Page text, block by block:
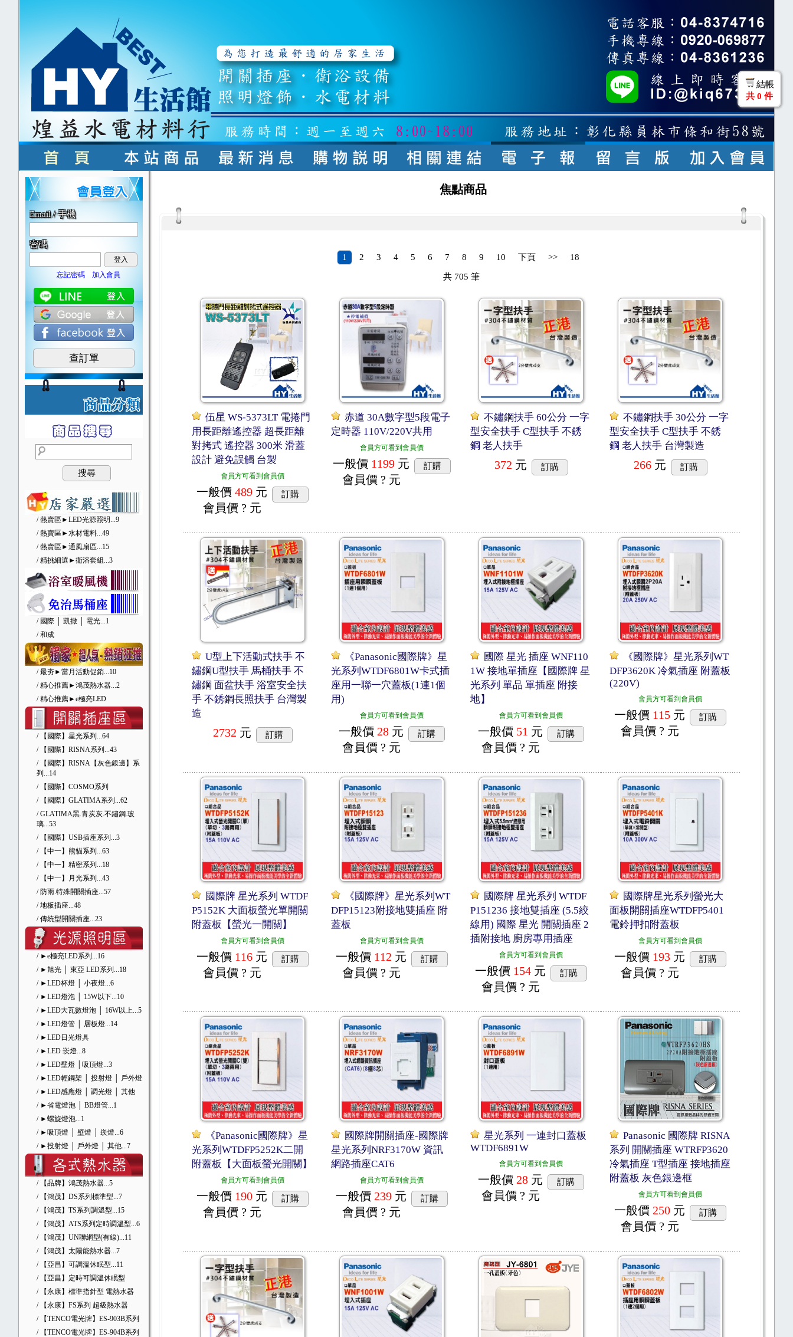
結帳
共 0 件
Email / 手機
密碼
登入
忘記密碼
加入會員
查訂單
搜尋
/ 熱賣區►LED光源照明 ...9
/ 熱賣區►水材電料...49
/ 熱賣區►通風扇區...15
/ 精挑細選►衛浴套組 ...3
/ 國際 │ 凱撒 │ 電光...1
/ 和成
/ 最夯►當月活動促銷...10
/ 精心推薦►鴻茂熱水器...2
/ 精心推薦►e極亮LED
/ 【國際】星光系列 ...64
/ 【國際】RISNA系列 ...43
/ 【國際】RISNA【灰色銀邊】系
列 ...14
/ 【國際】COSMO系列
/ 【國際】GLATIMA系列 ...62
/ GLATIMA黑.青炭灰.不鏽鋼.玻
璃...53
/ 【國際】USB插座系列 ...3
/ 【中一】熊貓系列 ...63
/ 【中一】精密系列 ...18
/ 【中一】月光系列 ...43
/ 防雨.特殊開關插座...57
/ 地板插座...48
/ 傳統型開關插座...23
/ ►e極亮LED系列 ...16
/ ►旭光 │ 東亞 LED系列 ...18
/ ►LED杯燈 │ 小夜燈...6
/ ►LED燈泡 │ 15W以下...10
/ ►LED大瓦數燈泡 │ 16W以上...5
/ ►LED燈管 │ 層板燈...14
/ ►LED日光燈具
/ ►LED 崁燈...8
/ ►LED壁燈 │吸頂燈...3
/ ►LED輕鋼架 │ 投射燈 │ 戶外燈
/ ►LED感應燈 │ 調光燈 │ 其他
/ ►省電燈泡 │ BB燈管...1
/ ►螺旋燈泡...1
/ ►吸頂燈 │ 壁燈 │ 崁燈...6
/ ►投射燈 │ 戶外燈 │ 其他...7
/ 【品牌】鴻茂熱水器...5
/ 【鴻茂】DS系列標準型...7
/ 【鴻茂】TS系列調溫型...15
/ 【鴻茂】ATS系列定時調溫型...6
/ 【鴻茂】UN聯網型(有線)...11
/ 【鴻茂】太陽能熱水器...7
/ 【亞昌】可調溫休眠型...11
/ 【亞昌】定時可調溫休眠型
/ 【永康】標準指針型 電熱水器
/ 【永康】FS系列 超級熱水器
/ 【TENCO電光牌】ES-903B系列
/ 【TENCO電光牌】ES-904B系列
焦點商品
1 2 3 4 5 6 7 8 9 10 下頁 >> 18
共 705 筆
伍星 WS-5373LT 電捲門
用長距離遙控器 超長距離
對拷式 遙控器 300米 滑蓋
設計 避免誤觸 台製
會員方可看到會員價
一般價 489 元
會員價 ? 元
訂購
赤道 30A數字型5段電子
定時器 110V/220V共用
會員方可看到會員價
一般價 1199 元
會員價 ? 元
訂購
不鏽鋼扶手 60公分 一字
型安全扶手 C型扶手 不銹
鋼 老人扶手
372 元 訂購
不鏽鋼扶手 30公分 一字
型安全扶手 C型扶手 不銹
鋼 老人扶手 台灣製造
266元 訂購
U型上下活動式扶手 不
鏽鋼U型扶手 馬桶扶手 不
鏽鋼 面盆扶手 浴室安全扶
手 不銹鋼長照扶手 台灣製
造
2732 元 訂購
《Panasonic國際牌》星
光系列WTDF6801W卡式插
座用一聯一穴蓋板(1連1個
用)
會員方可看到會員價
一般價 28 元
會員價 ? 元
訂購
國際 星光 插座 WNF110
1W 接地單插座【國際牌 星
光系列 單品 單插座 附接
地】
會員方可看到會員價
一般價 51 元
會員價 ? 元
訂購
《國際牌》星光系列WT
DFP3620K 冷氣插座 附蓋板
(220V)
會員方可看到會員價
一般價 115 元
會員價 ? 元
訂購
國際牌 星光系列 WTDF
P5152K 大面板螢光單開關
附蓋板【螢光一開關】
會員方可看到會員價
一般價 116 元
會員價 ? 元
訂購
《國際牌》星光系列WT
DFP15123附接地雙插座 附
蓋板
會員方可看到會員價
一般價 112 元
會員價 ? 元
訂購
國際牌 星光系列 WTDF
P151236 接地雙插座 (5.5絞
線用) 國際 星光 開關插座 2
插附接地 廚房專用插座
會員方可看到會員價
一般價 154 元
會員價 ? 元
訂購
國際牌星光系列螢光大
面板開關插座WTDFP5401
電鈴押扣附蓋板
會員方可看到會員價
一般價 193 元
會員價 ? 元
訂購
《Panasonic國際牌》星
光系列WTDFP5252K二開
附蓋板【大面板螢光開關】
會員方可看到會員價
一般價 190 元
會員價 ? 元
訂購
國際牌開關插座-國際牌
星光系列NRF3170W 資訊
網路插座CAT6
會員方可看到會員價
一般價 239 元
會員價 ? 元
訂購
星光系列 一連封口蓋板
WTDF6891W
會員方可看到會員價
一般價 28 元
會員價 ? 元
訂購
Panasonic 國際牌 RISNA
系列 開關插座 WTRFP3620
冷氣插座 T型插座 接地插座
附蓋板 灰色銀邊框
會員方可看到會員價
一般價 250 元
會員價 ? 元
訂購